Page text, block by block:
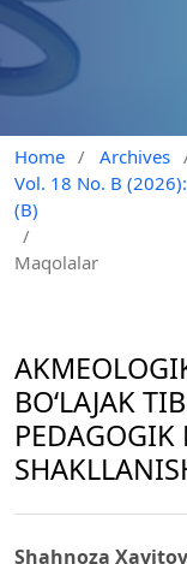
Home / Archives
Vol. 18 No. B (2026):
(B)
/
Maqolalar
BO‘LAJAK
Shahnoza